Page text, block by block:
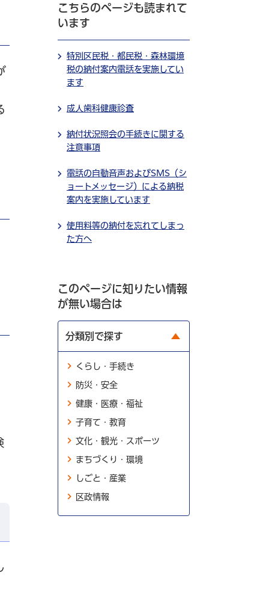
こちらのページも読まれて
います
特別区民税・都民税・森林環境
税の納付案内電話を実施してい
ます
成人歯科健康診査
納付状況照会の手続きに関する
注意事項
電話の自動音声およびSMS（シ
ョートメッセージ）による納税
案内を実施しています
使用料等の納付を忘れてしまっ
た方へ
このページに知りたい情報
が無い場合は
分類別で探す
くらし・手続き
防災・安全
健康・医療・福祉
子育て・教育
文化・観光・スポーツ
まちづくり・環境
しごと・産業
区政情報